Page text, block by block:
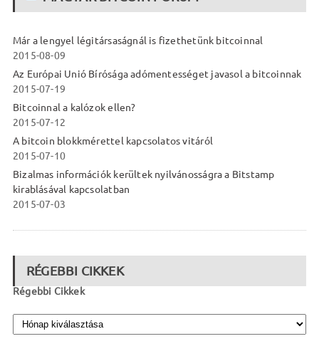
Már a lengyel légitársaságnál is fizethetünk bitcoinnal
2015-08-09
Az Európai Unió Bírósága adómentességet javasol a bitcoinnak
2015-07-19
Bitcoinnal a kalózok ellen?
2015-07-12
A bitcoin blokkmérettel kapcsolatos vitáról
2015-07-10
Bizalmas információk kerültek nyilvánosságra a Bitstamp
kirablásával kapcsolatban
2015-07-03
RÉGEBBI CIKKEK
Régebbi Cikkek